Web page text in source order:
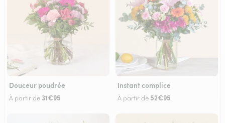
Douceur poudrée
À partir de 31€95
Instant complice
À partir de 52€95